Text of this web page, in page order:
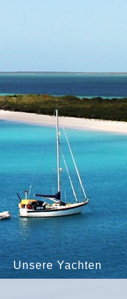
Unsere Yachten